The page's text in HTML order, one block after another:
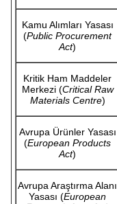
Kamu Alımları Yasası
(Public Procurement
Act)
Kritik Ham Maddeler
Merkezi (Critical Raw
Materials Centre)
Avrupa Ürünler Yasası
(European Products
Act)
Avrupa Araştırma Alanı
Yasası (European